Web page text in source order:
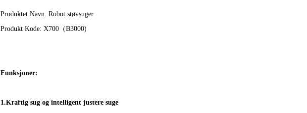
Produktet Navn: Robot støvsuger
Produkt Kode: X700（B3000)
Funksjoner:
1.Kraftig sug og intelligent justere suge